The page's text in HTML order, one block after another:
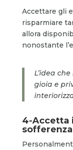
Accettare gli
risparmiare
allora
nonostante
L’idea
gioia e
4-Accetta
sofferenza